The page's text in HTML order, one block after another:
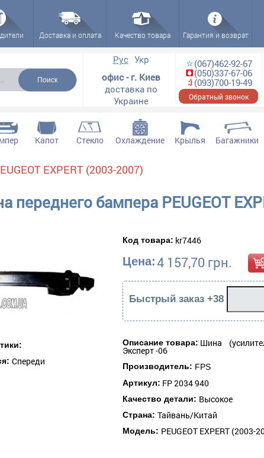
Доставка и оплата Качество товара Гарантия и возврат
Рус Укр
офис - г. Киев
доставка по
Украине
(067)462-92-67
(050)337-67-06
(093)700-19-49
Обратный звонок
Капот Стекло Охлаждение Крылья Багажники
EXPERT (2003-2007)
переднего бампера PEUGEOT
Спереди
Код товара: kr7446
Цена:4 157,70 грн.
Быстрый заказ +38
Описание товара: Шина
Эксперт -06
Производитель: FPS
Артикул: FP 2034 940
Качество детали: Высокое
Страна:Тайвань/Китай
Модель: PEUGEOT EXPERT (2003-